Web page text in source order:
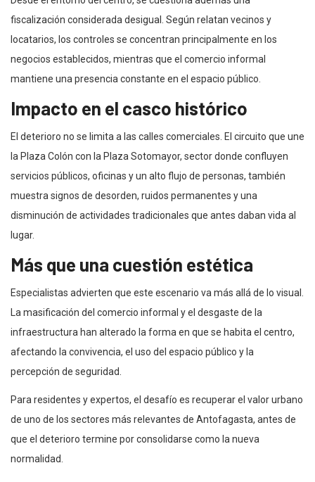
fiscalización considerada desigual. Según relatan vecinos y
locatarios, los controles se concentran principalmente en los
negocios establecidos, mientras que el comercio informal
mantiene una presencia constante en el espacio público.
Impacto en el casco histórico
El deterioro no se limita a las calles comerciales. El circuito que une
la Plaza Colón con la Plaza Sotomayor, sector donde confluyen
servicios públicos, oficinas y un alto flujo de personas, también
muestra signos de desorden, ruidos permanentes y una
disminución de actividades tradicionales que antes daban vida al
lugar.
Más que una cuestión estética
Especialistas advierten que este escenario va más allá de lo visual.
La masificación del comercio informal y el desgaste de la
infraestructura han alterado la forma en que se habita el centro,
afectando la convivencia, el uso del espacio público y la
percepción de seguridad.
Para residentes y expertos, el desafío es recuperar el valor urbano
de uno de los sectores más relevantes de Antofagasta, antes de
que el deterioro termine por consolidarse como la nueva
normalidad.